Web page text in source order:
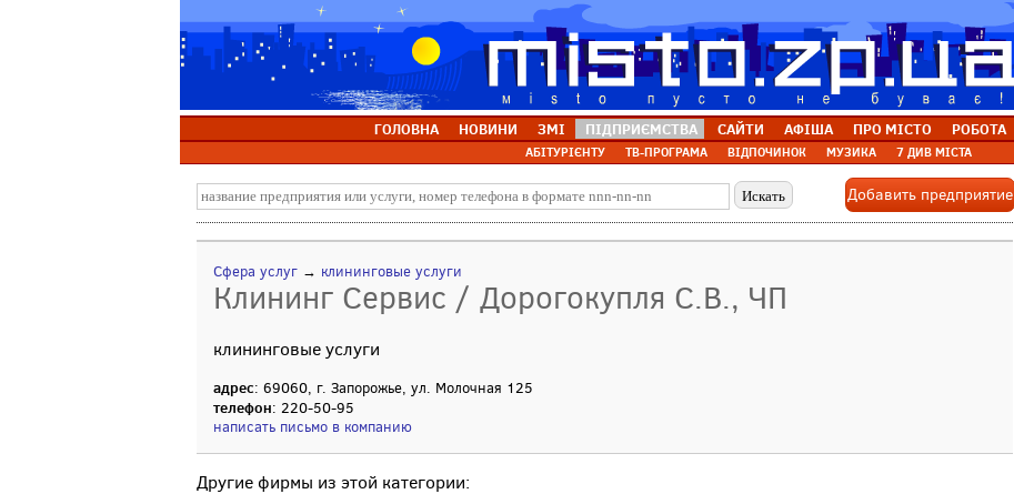
ГОЛОВНА НОВИНИ ЗМІ ПІДПРИЄМСТВА САЙТИ АФІША ПРО МІСТО РОБОТА
АБІТУРІЄНТУ ТВ-ПРОГРАМА ВІДПОЧИНОК МУЗИКА 7 ДИВ МІСТА
Добавить предприятие
Сфера услуг → клининговые услуги
Клининг Сервис / Дорогокупля С.В., ЧП
клининговые услуги
адрес: 69060, г. Запорожье, ул. Молочная 125
телефон: 220-50-95
написать письмо в компанию
Другие фирмы из этой категории: